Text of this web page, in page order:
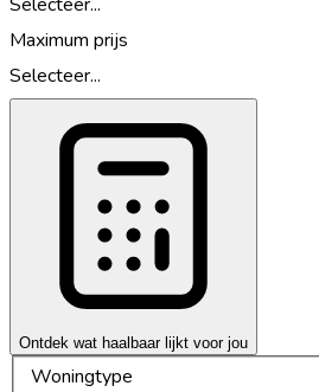
Maximum prijs
Selecteer...
Ontdek wat haalbaar lijkt voor jou
Woningtype